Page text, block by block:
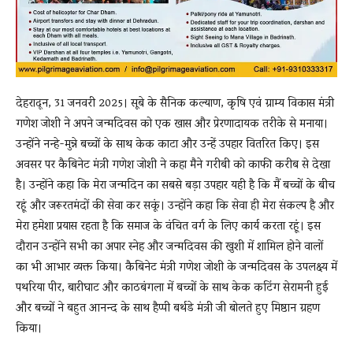
देहरादून, 31 जनवरी 2025। सूबे के सैनिक कल्याण, कृषि एवं ग्राम्य विकास मंत्री
गणेश जोशी ने अपने जन्मदिवस को एक खास और प्रेरणादायक तरीके से मनाया।
उन्होंने नन्हे-मुन्ने बच्चों के साथ केक काटा और उन्हें उपहार वितरित किए। इस
अवसर पर कैबिनेट मंत्री गणेश जोशी ने कहा मैने गरीबी को काफी करीब से देखा
है। उन्होंने कहा कि मेरा जन्मदिन का सबसे बड़ा उपहार यही है कि मैं बच्चों के बीच
रहूं और जरूरतमंदों की सेवा कर सकूं। उन्होंने कहा कि सेवा ही मेरा संकल्प है और
मेरा हमेशा प्रयास रहता है कि समाज के वंचित वर्ग के लिए कार्य करता रहूं। इस
दौरान उन्होंने सभी का अपार स्नेह और जन्मदिवस की खुशी में शामिल होने वालों
का भी आभार व्यक्त किया। कैबिनेट मंत्री गणेश जोशी के जन्मदिवस के उपलक्ष्य में
पथरिया पीर, बारीघाट और काठबंगला में बच्चों के साथ केक कटिंग सेरामनी हुई
और बच्चों ने बहुत आनन्द के साथ हैप्पी बर्थडे मंत्री जी बोलते हुए मिष्ठान ग्रहण
किया।